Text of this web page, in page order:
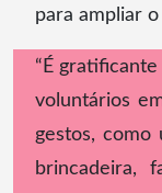
para ampliar
“É
voluntários
gestos,
brincadeira,